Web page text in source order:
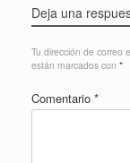
Deja una
Tu dirección de correo
están marcados con *
Comentario *